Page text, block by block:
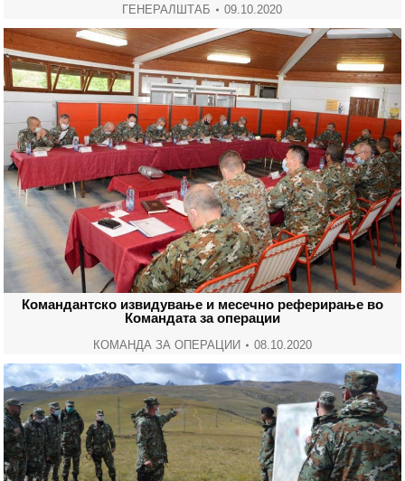
ГЕНЕРАЛШТАБ 09.10.2020
Командантско извидување и месечно реферирање во
Командата за операции
КОМАНДА ЗА ОПЕРАЦИИ 08.10.2020